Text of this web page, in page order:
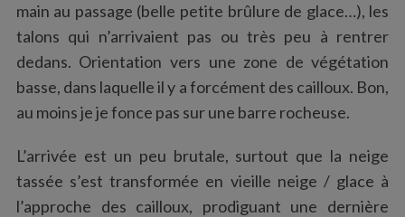
main au passage (belle petite brûlure de glace…), les
talons qui n’arrivaient pas ou très peu à rentrer
dedans. Orientation vers une zone de végétation
basse, dans laquelle il y a forcément des cailloux. Bon,
au moins je je fonce pas sur une barre rocheuse.
L’arrivée est un peu brutale, surtout que la neige
tassée s’est transformée en vieille neige / glace à
l’approche des cailloux, prodiguant une dernière